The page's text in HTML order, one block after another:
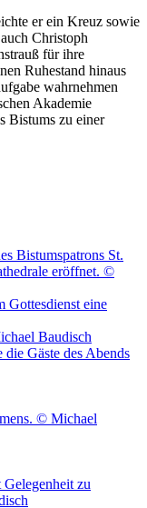
er ein Kreuz sowie
Christoph
für ihre
Ruhestand hinaus
wahrnehmen
Akademie
Bistums zu einer